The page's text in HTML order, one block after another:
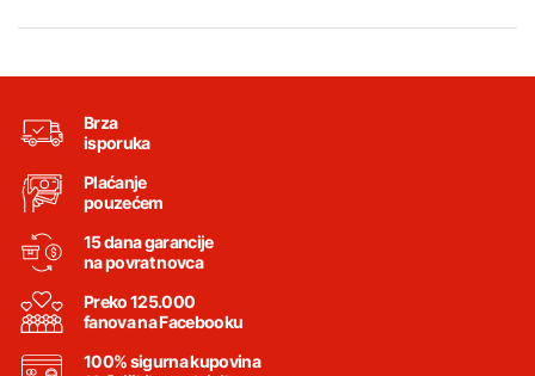
Brza
isporuka
Plaćanje
pouzećem
15 dana garancije
na povrat novca
Preko 125.000
fanova na Facebooku
100% sigurna kupovina